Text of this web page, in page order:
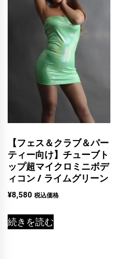
【フェス＆クラブ＆パー
ティー向け】チューブト
ップ超マイクロミニボデ
ィコン / ライムグリーン
¥8,580 税込価格
続きを読む